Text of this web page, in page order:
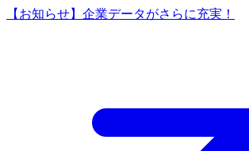
【お知らせ】企業データがさらに充実！